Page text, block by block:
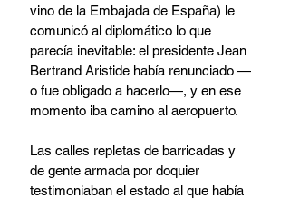
vino de la Embajada de España) le
comunicó al diplomático lo que
parecía inevitable: el presidente Jean
Bertrand Aristide había renunciado —
o fue obligado a hacerlo—, y en ese
momento iba camino al aeropuerto.
Las calles repletas de barricadas y
de gente armada por doquier
testimoniaban el estado al que había